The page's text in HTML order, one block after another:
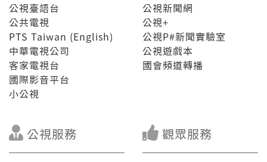
公視臺語台
公共電視
PTS Taiwan (English)
中華電視公司
客家電視台
國際影音平台
小公視
公視新聞網
公視+
公視P#新聞實驗室
公視遊戲本
國會頻道轉播
公視服務 觀眾服務